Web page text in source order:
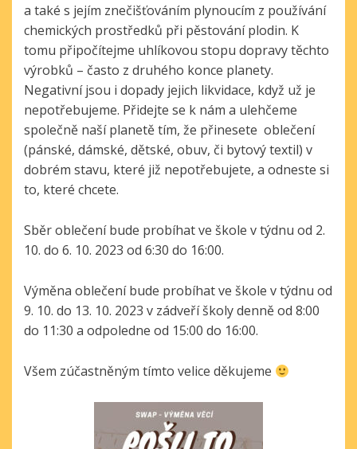
a také s jejím znečišťováním plynoucím z používání
chemických prostředků při pěstování plodin. K
tomu připočítejme uhlíkovou stopu dopravy těchto
výrobků – často z druhého konce planety.
Negativní jsou i dopady jejich likvidace, když už je
nepotřebujeme. Přidejte se k nám a ulehčeme
společně naší planetě tím, že přinesete oblečení
(pánské, dámské, dětské, obuv, či bytový textil) v
dobrém stavu, které již nepotřebujete, a odneste si
to, které chcete.
Sběr oblečení bude probíhat ve škole v týdnu od 2.
10. do 6. 10. 2023 od 6:30 do 16:00.
Výměna oblečení bude probíhat ve škole v týdnu od
9. 10. do 13. 10. 2023 v zádveří školy denně od 8:00
do 11:30 a odpoledne od 15:00 do 16:00.
Všem zúčastněným tímto velice děkujeme